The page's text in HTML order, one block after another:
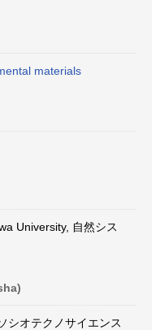
materials
University, 自然シス
シオテクノサイエンス